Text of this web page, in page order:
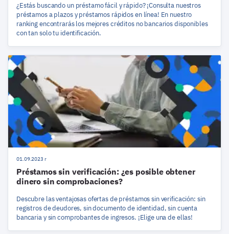
¿Estás buscando un préstamo fácil y rápido? ¡Consulta nuestros
préstamos a plazos y préstamos rápidos en línea! En nuestro
ranking encontrarás los mejores créditos no bancarios disponibles
con tan solo tu identificación.
01.09.2023 r
Préstamos sin verificación: ¿es posible obtener
dinero sin comprobaciones?
Descubre las ventajosas ofertas de préstamos sin verificación: sin
registros de deudores, sin documento de identidad, sin cuenta
bancaria y sin comprobantes de ingresos. ¡Elige una de ellas!